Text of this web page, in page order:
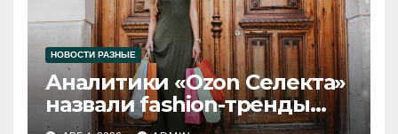
НОВОСТИ РАЗНЫЕ
Аналитики «Ozon Селекта»
назвали fashion-тренды
2026 года